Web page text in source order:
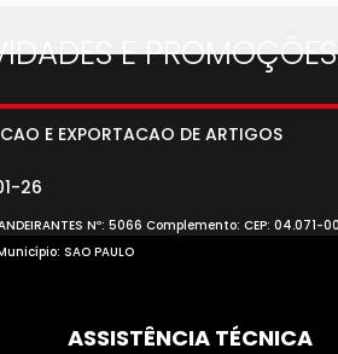
E
E EXPORTACAO DE ARTIGOS
26
Nº: 5066 Complemento: CEP: 04.071-
SAO PAULO
ASSISTÊNCIA TÉCNICA